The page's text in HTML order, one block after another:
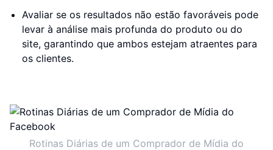
Avaliar se os resultados não estão favoráveis pode
levar à análise mais profunda do produto ou do
site, garantindo que ambos estejam atraentes para
os clientes.
Rotinas Diárias de um Comprador de Mídia do